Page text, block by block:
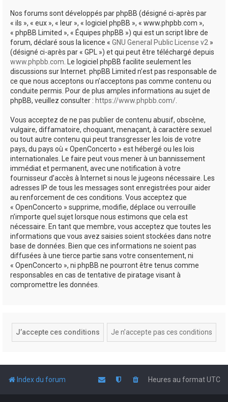
Nos forums sont développés par phpBB (désigné ci-après par
« ils », « eux », « leur », « logiciel phpBB », « www.phpbb.com »,
« phpBB Limited », « Équipes phpBB ») qui est un script libre de
forum, déclaré sous la licence « GNU General Public License v2 »
(désigné ci-après par « GPL ») et qui peut être téléchargé depuis
www.phpbb.com. Le logiciel phpBB facilite seulement les
discussions sur Internet. phpBB Limited n’est pas responsable de
ce que nous acceptons ou n’acceptons pas comme contenu ou
conduite permis. Pour de plus amples informations au sujet de
phpBB, veuillez consulter : https://www.phpbb.com/.
Vous acceptez de ne pas publier de contenu abusif, obscène,
vulgaire, diffamatoire, choquant, menaçant, à caractère sexuel
ou tout autre contenu qui peut transgresser les lois de votre
pays, du pays où « OpenConcerto » est hébergé ou les lois
internationales. Le faire peut vous mener à un bannissement
immédiat et permanent, avec une notification à votre
fournisseur d’accès à Internet si nous le jugeons nécessaire. Les
adresses IP de tous les messages sont enregistrées pour aider
au renforcement de ces conditions. Vous acceptez que
« OpenConcerto » supprime, modifie, déplace ou verrouille
n’importe quel sujet lorsque nous estimons que cela est
nécessaire. En tant que membre, vous acceptez que toutes les
informations que vous avez saisies soient stockées dans notre
base de données. Bien que ces informations ne soient pas
diffusées à une tierce partie sans votre consentement, ni
« OpenConcerto », ni phpBB ne pourront être tenus comme
responsables en cas de tentative de piratage visant à
compromettre les données.
Index du forum Heures au formatUTC